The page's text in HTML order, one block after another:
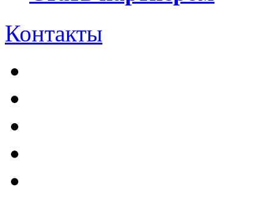
Контакты